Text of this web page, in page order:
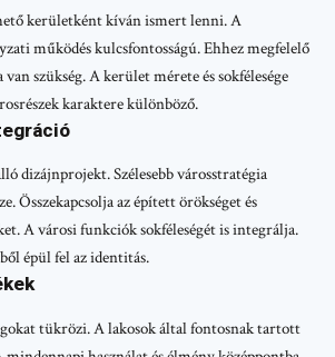
kerületként kíván ismert lenni. A
működés kulcsfontosságú. Ehhez megfelelő
szükség. A kerület mérete és sokfélesége
karaktere különböző.
dizájnprojekt. Szélesebb városstratégia
Összekapcsolja az épített örökséget és
A városi funkciók sokféleségét is integrálja.
épül fel az identitás.
tükrözi. A lakosok által fontosnak tartott